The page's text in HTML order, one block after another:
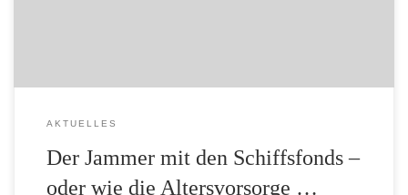
AKTUELLES
Der Jammer mit den Schiffsfonds –
oder wie die Altersvorsorge …